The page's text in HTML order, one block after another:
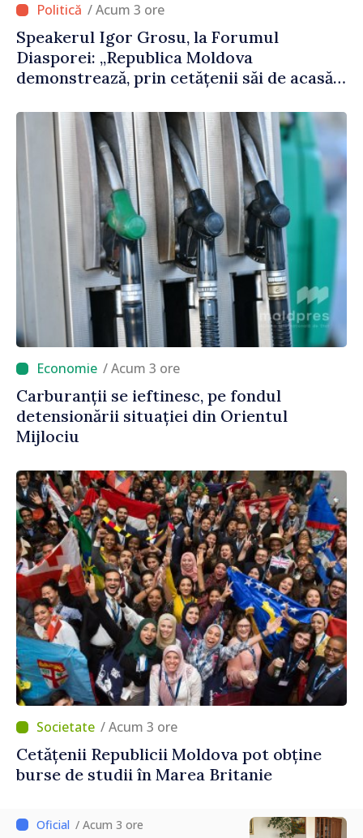
/ Acum 3 ore
Speakerul Igor Grosu, la Forumul
Diasporei: „Republica Moldova
demonstrează, prin cetățenii săi de acasă
parte a marii familii europene”
/ Acum 3 ore
Carburanții se ieftinesc, pe fondul
detensionării situației din Orientul
Mijlociu
/ Acum 3 ore
Cetățenii Republicii Moldova pot obține
burse de studii în Marea Britanie
/ Acum 3 ore